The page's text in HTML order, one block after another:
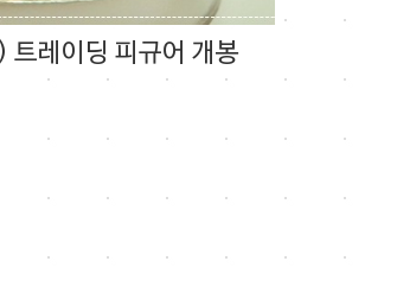
레이딩 피규어 개봉